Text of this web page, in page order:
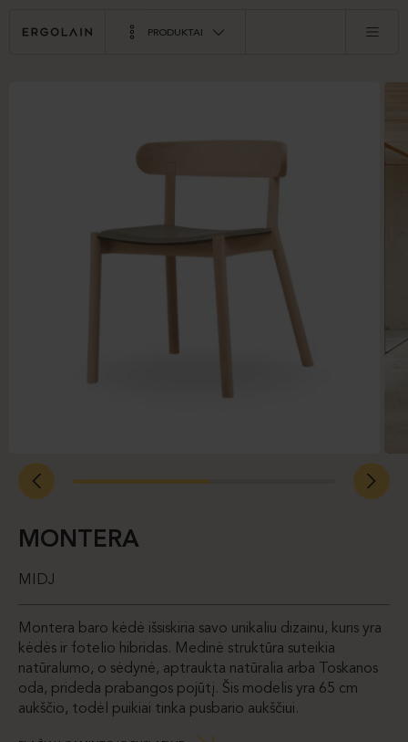
PRODUKTAI
MONTERA
MIDJ
Montera baro kėdė išsiskiria savo unikaliu dizainu, kuris yra
kėdės ir fotelio hibridas. Medinė struktūra suteikia
natūralumo, o sėdynė, aptraukta natūralia arba Toskanos
oda, prideda prabangos pojūtį. Šis modelis yra 65 cm
aukščio, todėl puikiai tinka pusbario aukščiui.